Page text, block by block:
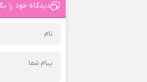
دیدگاه خود را